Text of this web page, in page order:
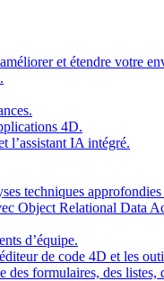
et étendre votre
4D.
l’assistant IA intégré.
techniques
Object Relational Data
d’équipe.
de code 4D et les
formulaires, des listes,